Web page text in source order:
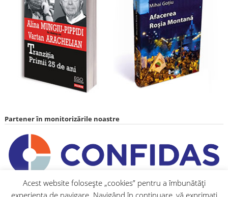
Partener în monitorizările noastre
Acest website folosește „cookies” pentru a îmbunătăți
experiența de navigare. Navigând în continuare, vă exprimați